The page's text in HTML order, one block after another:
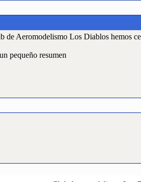
de Aeromodelismo Los Diablos hemos
pequeño resumen